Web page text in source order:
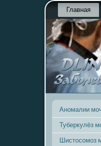
Главная
Аномалии
Туберкулёз
Шистосомоз